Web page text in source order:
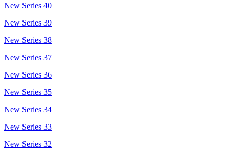
New Series 40
New Series 39
New Series 38
New Series 37
New Series 36
New Series 35
New Series 34
New Series 33
New Series 32